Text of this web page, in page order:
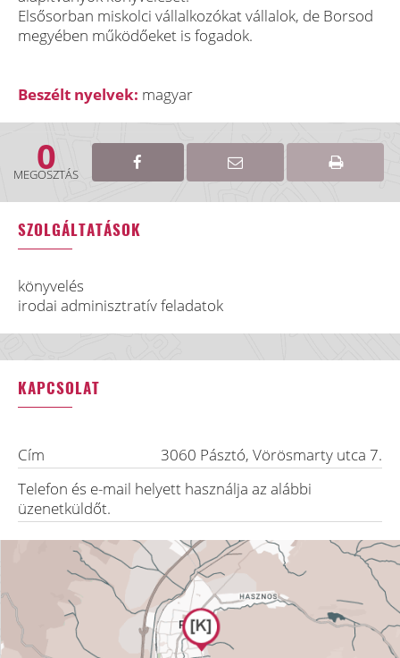
Elsősorban miskolci vállalkozókat vállalok, de Borsod
megyében működőeket is fogadok.
Beszélt nyelvek: magyar
0
MEGOSZTÁS
SZOLGÁLTATÁSOK
könyvelés
irodai adminisztratív feladatok
KAPCSOLAT
Cím 3060 Pásztó, Vörösmarty utca 7.
Telefon és e-mail helyett használja az alábbi
üzenetküldőt.